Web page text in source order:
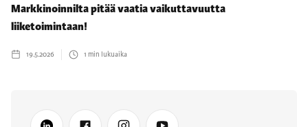
Markkinoinnilta pitää vaatia vaikuttavuutta
liiketoimintaan!
19.5.2026 1 min lukuaika